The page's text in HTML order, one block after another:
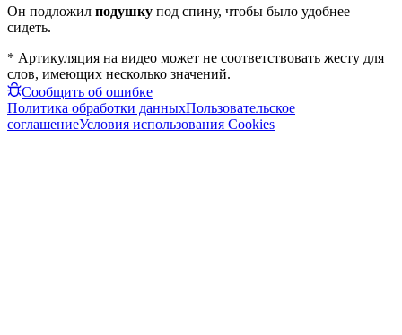
Он подложил подушку под спину, чтобы было удобнее
сидеть.
* Артикуляция на видео может не соответствовать жесту для
слов, имеющих несколько значений.
Сообщить об ошибке
Политика обработки данныхПользовательское
соглашениеУсловия использования Cookies